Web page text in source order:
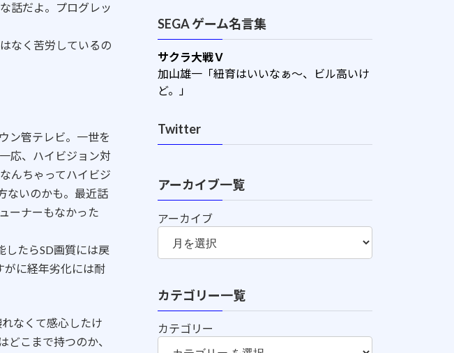
話だよ。プログレッ
なく苦労しているの
ン管テレビ。一世を
応、ハイビジョン対
んちゃってハイビジ
ないのかも。最近話
ーナーもなかった
たらSD画質には戻
がに経年劣化には耐
なくて感心したけ
どこまで持つのか、
SEGA ゲーム名言集
サクラ大戦Ｖ
加山雄一「紐育はいいなぁ～、ビル高いけ
ど。」
Twitter
アーカイブ一覧
アーカイブ
カテゴリー一覧
カテゴリー